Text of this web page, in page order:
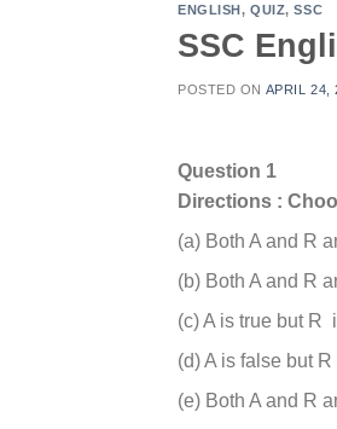
ENGLISH,QUIZ,SSC
SSC
POSTED ON APRIL 24,
Question 1
Directions :
(a) Both A and R
(b) Both A and R
(c) A is true but R
(d) A is false but R
(e) Both A and R